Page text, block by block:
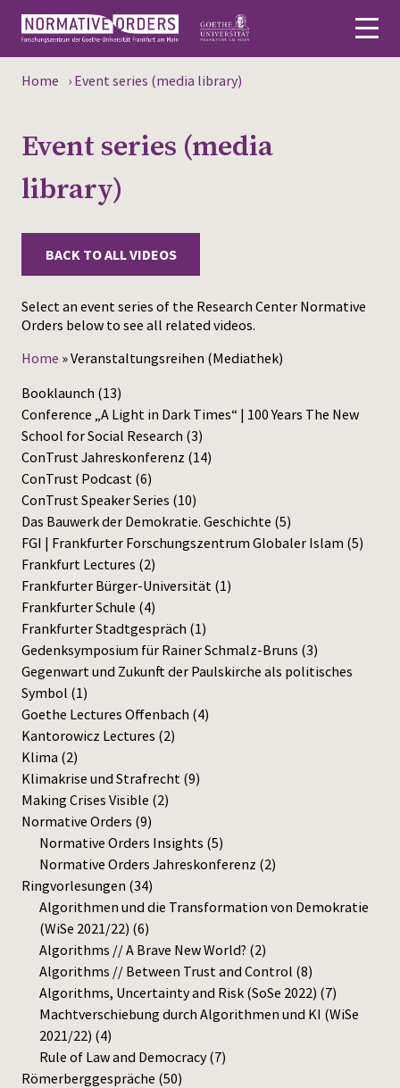
About
News
Events
Publications
Media
Press
Home › Event series (media library)
Event series (media
library)
BACK TO ALL VIDEOS
Select an event series of the Research Center Normative
Orders below to see all related videos.
Home »Veranstaltungsreihen (Mediathek)
Booklaunch (13)
Conference „A Light in Dark Times“ | 100 Years The New
School for Social Research (3)
ConTrust Jahreskonferenz (14)
ConTrust Podcast (6)
ConTrust Speaker Series (10)
Das Bauwerk der Demokratie. Geschichte (5)
FGI | Frankfurter Forschungszentrum Globaler Islam (5)
Frankfurt Lectures (2)
Frankfurter Bürger-Universität (1)
Frankfurter Schule (4)
Frankfurter Stadtgespräch (1)
Gedenksymposium für Rainer Schmalz-Bruns (3)
Gegenwart und Zukunft der Paulskirche als politisches
Symbol (1)
Goethe Lectures Offenbach (4)
Kantorowicz Lectures (2)
Klima (2)
Klimakrise und Strafrecht (9)
Making Crises Visible (2)
Normative Orders (9)
Normative Orders Insights (5)
Normative Orders Jahreskonferenz (2)
Ringvorlesungen (34)
Algorithmen und die Transformation von Demokratie
(WiSe 2021/22) (6)
Algorithms // A Brave New World? (2)
Algorithms // Between Trust and Control (8)
Algorithms, Uncertainty and Risk (SoSe 2022) (7)
Machtverschiebung durch Algorithmen und KI (WiSe
2021/22) (4)
Rule of Law and Democracy(7)
Römerberggespräche (50)